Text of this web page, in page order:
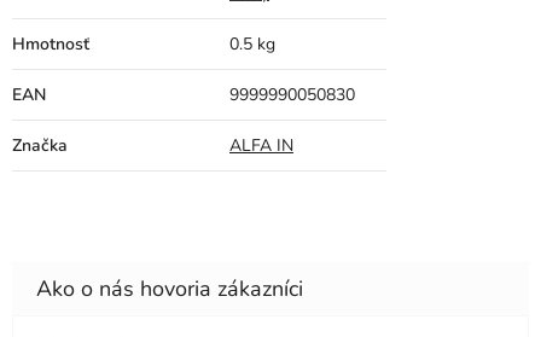
Hmotnosť 0.5 kg
EAN 9999990050830
Značka ALFA IN